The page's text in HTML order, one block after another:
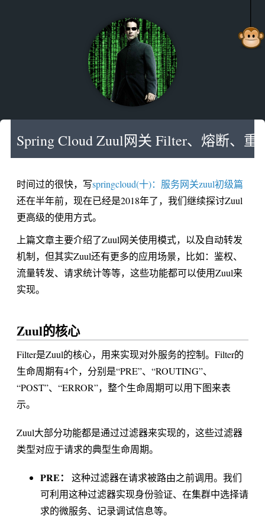
Spring Cloud Zuul网关 Filter、熔断、
时间过的很快，写springcloud(十)：服务网关zuul初级篇
还在半年前，现在已经是2018年了，我们继续探讨Zuul
更高级的使用方式。
上篇文章主要介绍了Zuul网关使用模式，以及自动转发
机制，但其实Zuul还有更多的应用场景，比如：鉴权、
流量转发、请求统计等等，这些功能都可以使用Zuul来
实现。
Zuul的核心
Filter是Zuul的核心，用来实现对外服务的控制。Filter的
生命周期有4个，分别是“PRE”、“ROUTING”、
“POST”、“ERROR”，整个生命周期可以用下图来表
示。
Zuul大部分功能都是通过过滤器来实现的，这些过滤器
类型对应于请求的典型生命周期。
PRE：
这种过滤器在请求被路由之前调用。我们
可利用这种过滤器实现身份验证、在集群中选择请
求的微服务、记录调试信息等。